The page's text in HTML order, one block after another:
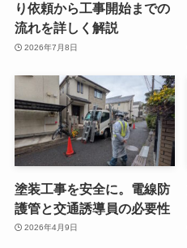
り依頼から工事開始までの
流れを詳しく解説
2026年7月8日
塗装工事を安全に。電線防
護管と交通誘導員の必要性
2026年4月9日